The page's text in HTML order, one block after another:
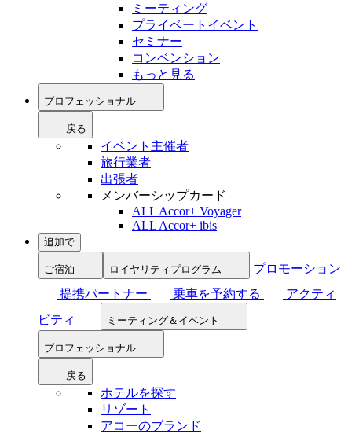
ミーティング
プライベートイベント
セミナー
コンベンション
もっと見る
プロフェッショナル
戻る
イベント主催者
旅行業者
出張者
メンバーシップカード
ALL Accor+ Voyager
ALL Accor+ ibis
追加で
ご宿泊 ロイヤリティプログラム
プロモーション
提携パートナー
乗車を予約する
アクティ
ビティ
ミーティング＆イベント
プロフェッショナル
戻る
ホテルを探す
リゾート
アコーのブランド